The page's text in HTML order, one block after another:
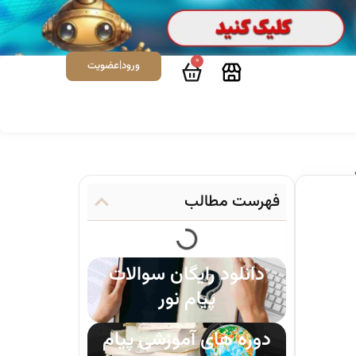
0 ورود|عضویت
فهرست مطالب
دانلود رایگان سوالات
پیام نور
دوره های آموزشی پیام